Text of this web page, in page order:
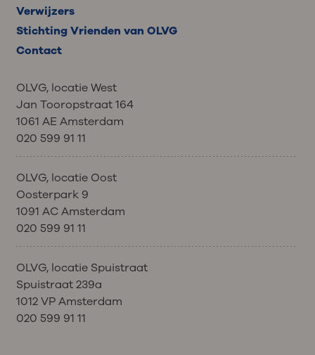
Verwijzers
Stichting Vrienden van OLVG
Contact
OLVG, locatie West
Jan Tooropstraat 164
1061 AE Amsterdam
020 599 91 11
OLVG, locatie Oost
Oosterpark 9
1091 AC Amsterdam
020 599 91 11
OLVG, locatie Spuistraat
Spuistraat 239a
1012 VP Amsterdam
020 599 91 11